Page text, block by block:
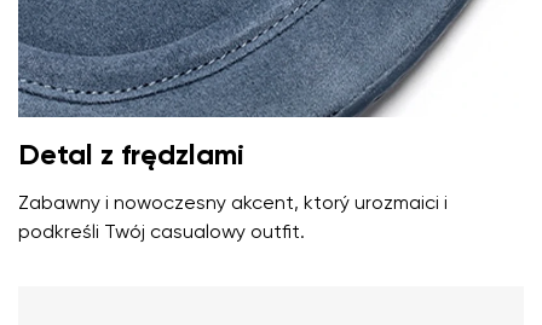
Zmień
Detal z frędzlami
Zabawny i nowoczesny akcent, ktorý urozmaici i
podkreśli Twój casualowy outfit.
Wyrażam zgodę na przetwarzanie moich danych
osobowych w rozumieniute warunki i ich publikację.
Ocena
Wyrażam zgodę na przetwarzanie moich danych
Dodaj ocenę